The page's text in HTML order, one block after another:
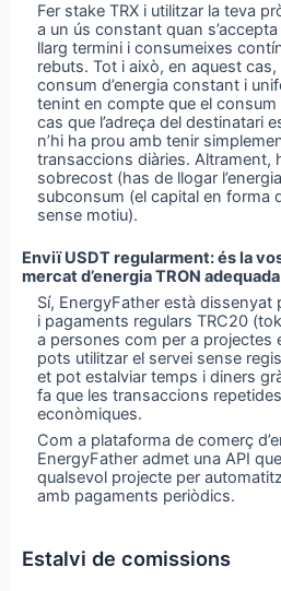
Fer stake TRX i utilitzar la teva
a un ús constant quan
llarg termini i consumeixes
rebuts. Tot i això, en aquest
consum d’energia constant i
tenint en compte que el consum
cas que l’adreça del destinatari
n’hi ha prou amb tenir
transaccions diàries. Altrament,
sobrecost (has de llogar
subconsum (el capital en forma
sense motiu).
Enviï USDT regularment: és la
mercat d’energia TRON
Sí, EnergyFather està dissenyat
i pagaments regulars TRC20
a persones com per a projectes
pots utilitzar el servei sense
et pot estalviar temps i diners
fa que les transaccions
econòmiques.
Com a plataforma de comerç
EnergyFather admet una API
qualsevol projecte per
amb pagaments periòdics.
Estalvi de comissions